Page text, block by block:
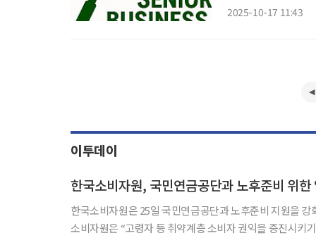
2025-10-17 11:43
이투데이
한국소비자원, 국민연금공단과 노후준비 위한
한국소비자원은 25일 국민연금공단과 노후준비 지원을
소비자원은 “고령자 등 취약계층 소비자 권익을 증진시키